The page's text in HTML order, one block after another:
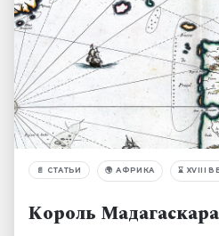
📄 СТАТЬИ 🌍 АФРИКА ⌛ XVIII
Король Мадагаскара